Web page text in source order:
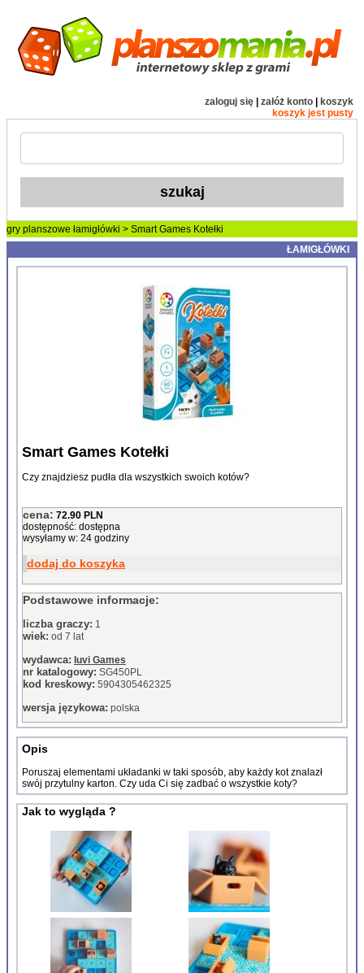
zaloguj się załóż konto
koszyk
koszyk jest pusty
gry planszowe łamigłówki > Smart Games Kotełki
ŁAMIGŁÓWKI
Smart Games Kotełki
Czy znajdziesz pudła dla wszystkich swoich kotów?
cena: 72.90 PLN
dostępność: dostępna
wysyłamy w: 24 godziny
dodaj do koszyka
Podstawowe informacje:
liczba graczy: 1
wiek: od 7 lat
wydawca: Iuvi Games
nr katalogowy: SG450PL
kod kreskowy: 5904305462325
wersja językowa: polska
Opis
Poruszaj elementami układanki w taki sposób, aby każdy kot znalazł
swój przytulny karton. Czy uda Ci się zadbać o wszystkie koty?
Jak to wygląda ?